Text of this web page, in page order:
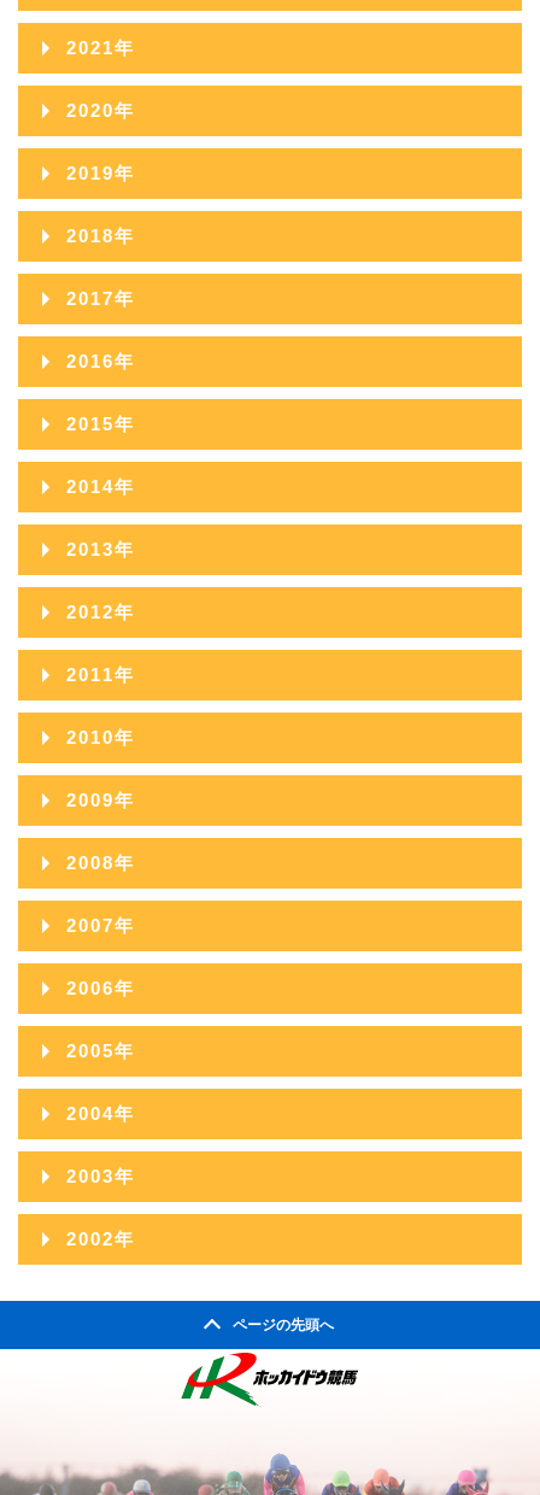
2024年10月
2024年09月
2024年08月
2024年07月
2024年06月
2024年05月
2024年03月
2024年02月
2024年01月
2023年11月
2023年10月
2023年09月
2023年08月
2023年07月
2023年06月
2023年05月
2023年03月
2023年02月
2023年01月
2022年12月
2022年11月
2022年10月
2022年09月
2022年08月
2022年07月
2022年06月
2022年05月
2022年03月
2022年02月
2022年01月
2021年
2021年12月
2021年11月
2021年10月
2021年09月
2021年08月
2021年07月
2021年06月
2021年05月
2021年03月
2021年02月
2021年01月
2020年
2020年12月
2020年11月
2020年10月
2020年09月
2020年08月
2020年07月
2020年06月
2020年05月
2020年03月
2020年02月
2020年01月
2019年
2019年12月
2019年11月
2019年10月
2019年09月
2019年08月
2019年07月
2019年06月
2019年05月
2019年03月
2019年02月
2019年01月
2018年
2018年12月
2018年11月
2018年10月
2018年09月
2018年08月
2018年07月
2018年06月
2018年05月
2018年03月
2018年02月
2018年01月
2017年
2017年12月
2017年11月
2017年10月
2017年09月
2017年08月
2017年07月
2017年06月
2017年05月
2017年03月
2017年02月
2017年01月
2016年
2016年12月
2016年11月
2016年10月
2016年09月
2016年08月
2016年07月
2016年06月
2016年05月
2016年03月
2016年02月
2016年01月
2015年
2015年12月
2015年11月
2015年10月
2015年09月
2015年08月
2015年07月
2015年06月
2015年05月
2015年03月
2015年02月
2015年01月
2014年
2014年12月
2014年11月
2014年10月
2014年09月
2014年08月
2014年07月
2014年06月
2014年05月
2014年03月
2014年02月
2014年01月
2013年
2013年12月
2013年11月
2013年10月
2013年09月
2013年08月
2013年07月
2013年06月
2013年05月
2013年03月
2013年02月
2013年01月
2012年
2012年12月
2012年11月
2012年10月
2012年09月
2012年08月
2012年07月
2012年06月
2012年05月
2012年03月
2012年02月
2012年01月
2011年
2011年12月
2011年11月
2011年10月
2011年09月
2011年08月
2011年07月
2011年06月
2011年05月
2011年03月
2011年02月
2010年
2010年12月
2010年11月
2010年10月
2010年09月
2010年08月
2010年07月
2010年06月
2010年05月
2010年03月
2010年01月
2009年
2009年12月
2009年11月
2009年10月
2009年09月
2009年08月
2009年07月
2009年06月
2009年05月
2009年03月
2008年
2008年12月
2008年11月
2008年10月
2008年09月
2008年08月
2008年07月
2008年06月
2008年05月
2008年01月
2007年
2007年12月
2007年11月
2007年10月
2007年09月
2007年08月
2007年07月
2007年02月
2006年
2006年12月
2006年11月
2006年10月
2006年09月
2006年08月
2005年
2005年12月
2005年11月
2005年10月
2005年09月
2005年08月
2005年07月
2004年
2004年12月
2004年11月
2004年10月
2004年06月
2003年
2003年12月
2003年07月
2002年
ページの先頭へ